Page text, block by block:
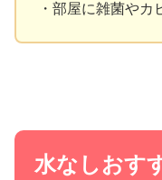
・部屋に雑菌やカ
水なしおす